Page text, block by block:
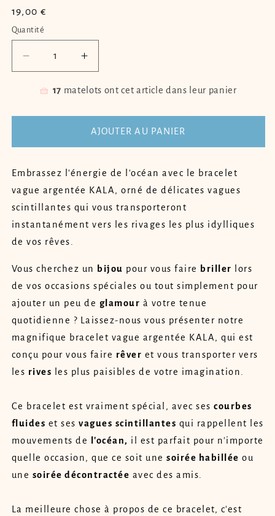
Prix
habituel
19,00 €
Quantité
Quantité
Réduire
la
quantité
Bracelet
argentée
Augmenter
la
quantité
Bracelet
vague
argentée
🧺 17 matelots ont cet article dans leur panier
AJOUTER AU PANIER
Embrassez l'énergie de l'océan avec le bracelet
vague argentée KALA, orné de délicates vagues
scintillantes qui vous transporteront
instantanément vers les rivages les plus idylliques
de vos rêves.
Vous cherchez un bijou pour vous faire briller lors
de vos occasions spéciales ou tout simplement pour
ajouter un peu de glamour à votre tenue
quotidienne ? Laissez-nous vous présenter notre
magnifique bracelet vague argentée KALA, qui est
conçu pour vous faire rêver et vous transporter vers
les rives les plus paisibles de votre imagination.
Ce bracelet est vraiment spécial, avec ses courbes
fluides et ses vagues scintillantes qui rappellent les
mouvements de
l'océan, il est parfait pour n'importe
quelle occasion, que ce soit une soirée habillée ou
une soirée décontractée avec des amis.
La meilleure chose à propos de ce bracelet, c'est